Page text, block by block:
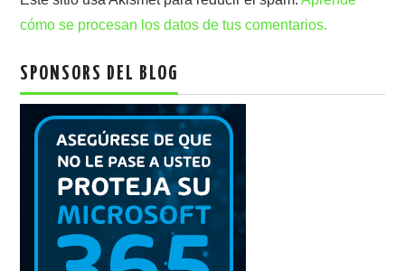
cómo se procesan los datos de tus comentarios.
SPONSORS DEL BLOG